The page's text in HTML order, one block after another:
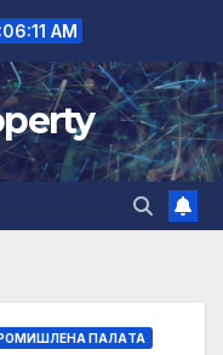
AM
ПАЛAТА